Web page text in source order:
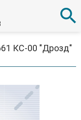
КС-00 "Дрозд"